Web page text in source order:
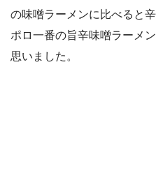
の味噌ラーメンに比べると
ポロ一番の旨辛味噌ラーメ
思いました。